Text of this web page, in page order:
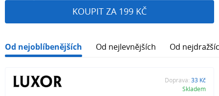
KOUPIT ZA 199 KČ
Od nejoblíbenějších Od nejlevnějších Od
Doprava: 33 Kč
Skladem